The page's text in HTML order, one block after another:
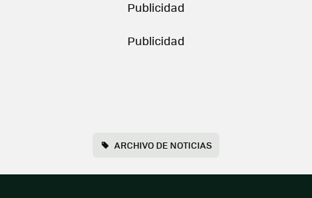
ARCHIVO DE NOTICIAS